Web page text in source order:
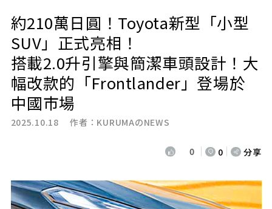
約210萬日圓！Toyota新型「小型
SUV」正式亮相！
搭載2.0升引擎與簡潔車頭設計！大
幅改款的「Frontlander」登場於
中國市場
2025.10.18 作者： KURUMAのNEWS
0 0 分享